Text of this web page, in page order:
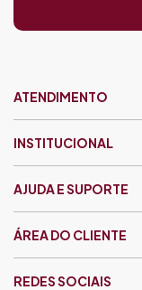
ATENDIMENTO
INSTITUCIONAL
AJUDA E SUPORTE
ÁREA DO CLIENTE
REDES SOCIAIS